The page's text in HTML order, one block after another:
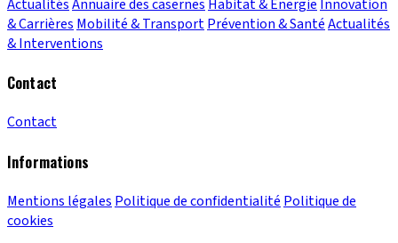
ActualitésAnnuaire des casernes Habitat & Énergie Innovation
& Carrières Mobilité & TransportPrévention & SantéActualités
& Interventions
Contact
Contact
Informations
Mentions légales Politique de confidentialité Politique de
cookies